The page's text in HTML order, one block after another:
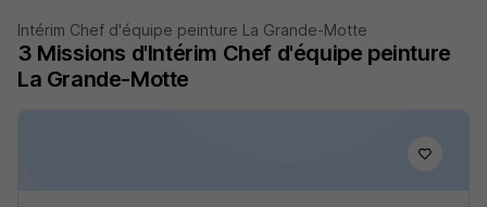
Intérim Chef d'équipe peinture La Grande-Motte
3 Missions d'Intérim Chef d'équipe peinture
La Grande-Motte